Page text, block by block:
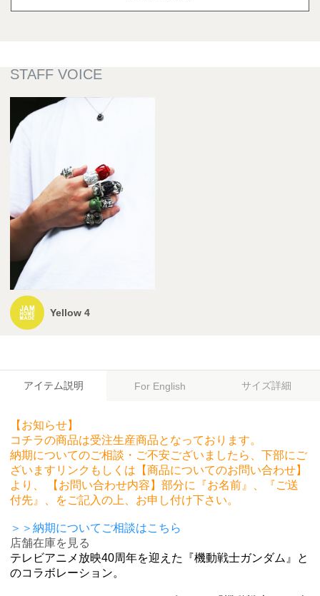
Yellow 4
アイテム説明 For English サイズ詳細
【お知らせ】
コチラの商品は受注生産商品となっております。
納期についてのご相談・ご不安ございましたら、下部にご
ざいますリンクもしくは【商品についてのお問い合わせ】
より、 【お問い合わせ内容】部分に『お名前』、『ご送
付先』、をご記入の上、お申し付け下さい。
＞＞納期についてご相談はこちら
店舗在庫を見る
テレビアニメ放映40周年を迎えた『機動戦士ガンダム』と
のコラボレーション。